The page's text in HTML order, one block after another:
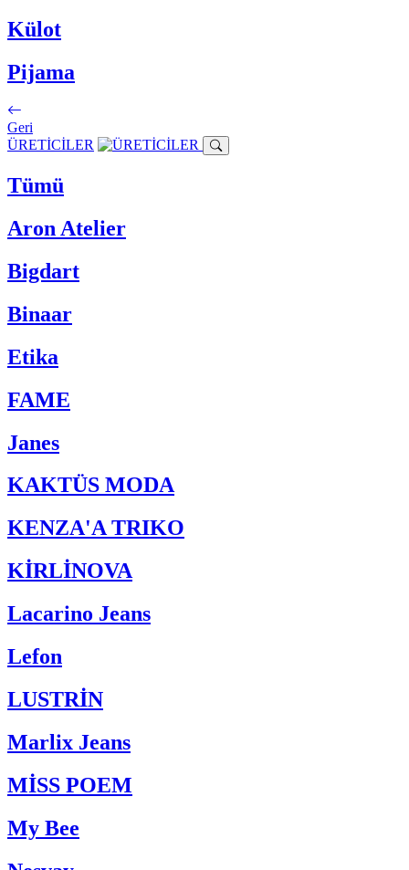
Külot
Pijama
Geri
ÜRETİCİLER
Tümü
Aron Atelier
Bigdart
Binaar
Etika
FAME
Janes
KAKTÜS MODA
KENZA'A TRIKO
KİRLİNOVA
Lacarino Jeans
Lefon
LUSTRİN
Marlix Jeans
MİSS POEM
My Bee